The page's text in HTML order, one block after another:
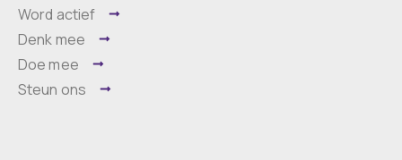
Word actief
Denk mee
Doe mee
Steun ons